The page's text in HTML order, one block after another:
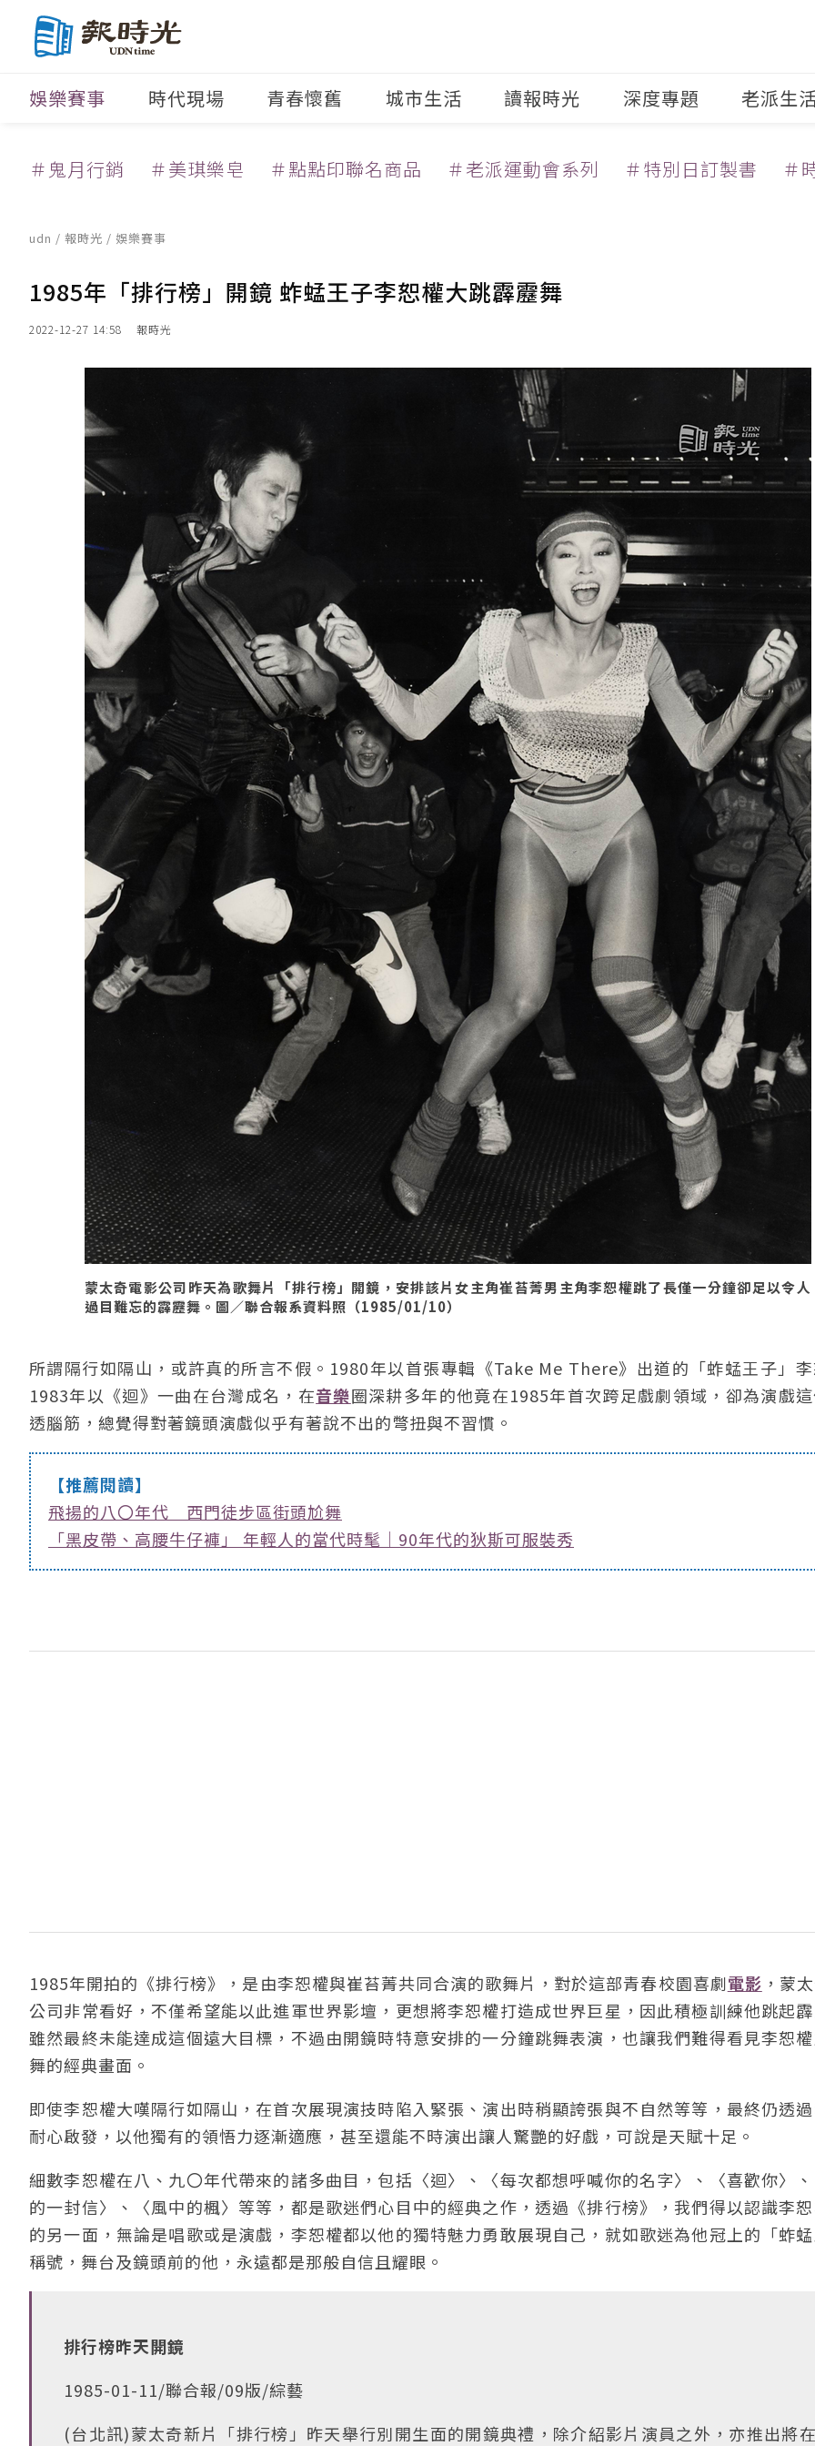
娛樂賽事 時代現場 青春懷舊 城市生活 讀報時光 深度專題 老派生
＃鬼月行銷 ＃美琪樂皂 ＃點點印聯名商品 ＃老派運動會系列 ＃特別日訂製書 ＃
udn / 報時光 / 娛樂賽事
1985年「排行榜」開鏡 蚱蜢王子李恕權大跳霹靂舞
2022-12-27 14:58 報時光
蒙太奇電影公司昨天為歌舞片「排行榜」開鏡，安排該片女主角崔苔菁男主角李恕權跳了長僅一分鐘卻足以令人
過目難忘的霹靂舞。圖／聯合報系資料照（1985/01/10）
所謂隔行如隔山，或許真的所言不假。1980年以首張專輯《Take Me There》出道的「蚱蜢王子」李
1983年以《迴》一曲在台灣成名，在音樂圈深耕多年的他竟在1985年首次跨足戲劇領域，卻為演戲
透腦筋，總覺得對著鏡頭演戲似乎有著說不出的彆扭與不習慣。
【推薦閱讀】
飛揚的八〇年代 西門徒步區街頭尬舞
「黑皮帶、高腰牛仔褲」 年輕人的當代時髦｜90年代的狄斯可服裝秀
1985年開拍的《排行榜》，是由李恕權與崔苔菁共同合演的歌舞片，對於這部青春校園喜劇電影 ，蒙
公司非常看好，不僅希望能以此進軍世界影壇，更想將李恕權打造成世界巨星，因此積極訓練他跳起霹
雖然最終未能達成這個遠大目標，不過由開鏡時特意安排的一分鐘跳舞表演，也讓我們難得看見李恕
舞的經典畫面。
即使李恕權大嘆隔行如隔山，在首次展現演技時陷入緊張、演出時稍顯誇張與不自然等等，最終仍透
耐心啟發，以他獨有的領悟力逐漸適應，甚至還能不時演出讓人驚艷的好戲，可說是天賦十足。
細數李恕權在八、九〇年代帶來的諸多曲目，包括〈迴〉、〈每次都想呼喊你的名字〉、〈喜歡你〉
的一封信〉、〈風中的楓〉等等，都是歌迷們心目中的經典之作，透過《排行榜》，我們得以認識李
的另一面，無論是唱歌或是演戲，李恕權都以他的獨特魅力勇敢展現自己，就如歌迷為他冠上的「蚱蜢
稱號，舞台及鏡頭前的他，永遠都是那般自信且耀眼。
排行榜昨天開鏡
1985-01-11/聯合報/09版/綜藝
(台北訊)蒙太奇新片「排行榜」昨天舉行別開生面的開鏡典禮，除介紹影片演員之外，亦推出將